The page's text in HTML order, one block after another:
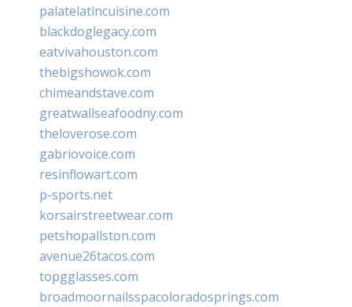
palatelatincuisine.com
blackdoglegacy.com
eatvivahouston.com
thebigshowok.com
chimeandstave.com
greatwallseafoodny.com
theloverose.com
gabriovoice.com
resinflowart.com
p-sports.net
korsairstreetwear.com
petshopallston.com
avenue26tacos.com
topgglasses.com
broadmoornailsspacoloradosprings.com